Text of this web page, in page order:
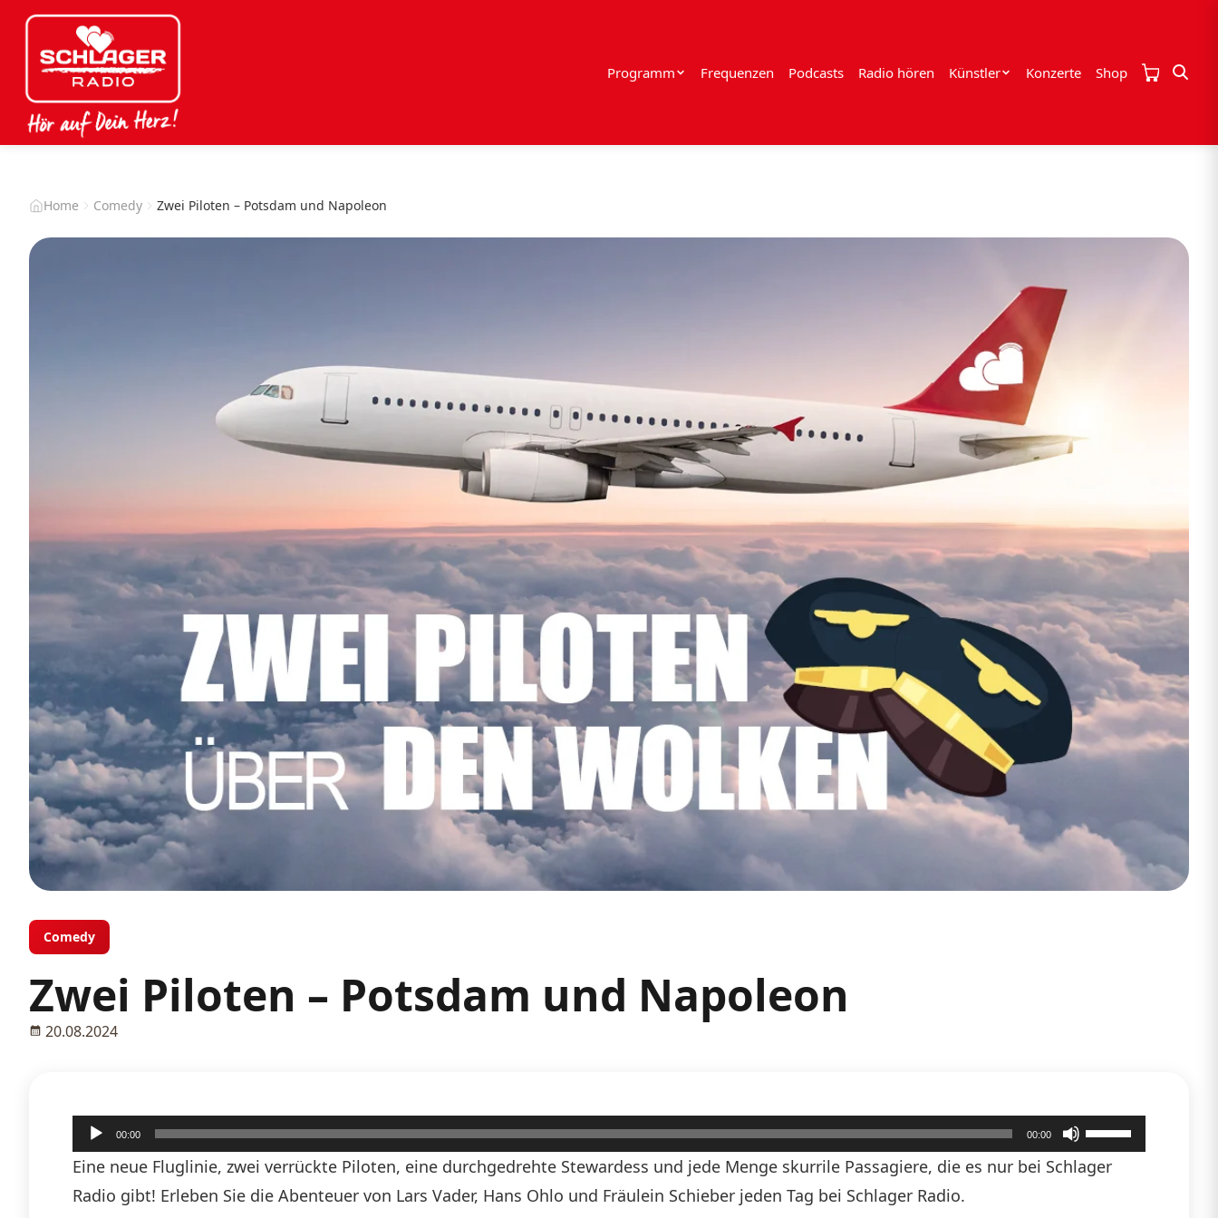
Programm Frequenzen Podcasts Radio hören Künstler Konzerte Shop
Home Comedy Zwei Piloten – Potsdam und Napoleon
Comedy
Zwei Piloten – Potsdam und Napoleon
20.08.2024
Audio-
Player
00:00 00:00
Pfeiltasten
Eine neue Fluglinie, zwei verrückte Piloten, eine durchgedrehte Stewardess und jede Menge skurrile Passagiere, die es nur bei Schlager
Radio gibt! Erleben Sie die Abenteuer von Lars Vader, Hans Ohlo und Fräulein Schieber jeden Tag bei Schlager Radio.